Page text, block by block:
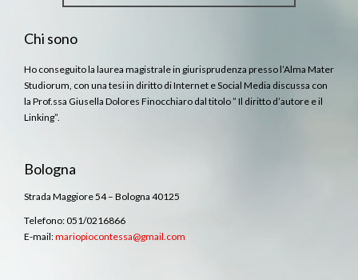
Chi sono
Ho conseguito la laurea magistrale in giurisprudenza presso l’Alma Mater
Studiorum, con una tesi in diritto di Internet e Social Media discussa con
la Prof.ssa Giusella Dolores Finocchiaro dal titolo ” Il diritto d’autore e il
Linking”.
Bologna
Strada Maggiore 54 – Bologna 40125
Telefono: 051/0216866
E-mail:mariopiocontessa@gmail.com